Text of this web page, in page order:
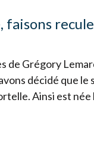
faisons
de Grégory
décidé que
Ainsi est née